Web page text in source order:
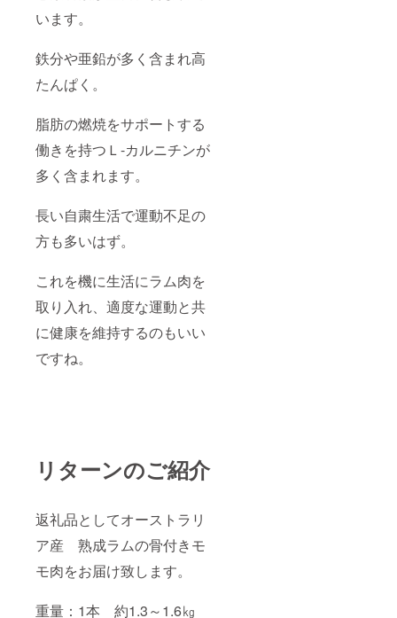
います。
鉄分や亜鉛が多く含まれ高
たんぱく。
脂肪の燃焼をサポートする
働きを持つＬ-カルニチンが
多く含まれます。
長い自粛生活で運動不足の
方も多いはず。
これを機に生活にラム肉を
取り入れ、適度な運動と共
に健康を維持するのもいい
ですね。
リターンのご紹介
返礼品としてオーストラリ
ア産 熟成ラムの骨付きモ
モ肉をお届け致します。
重量：1本 約1.3～1.6㎏